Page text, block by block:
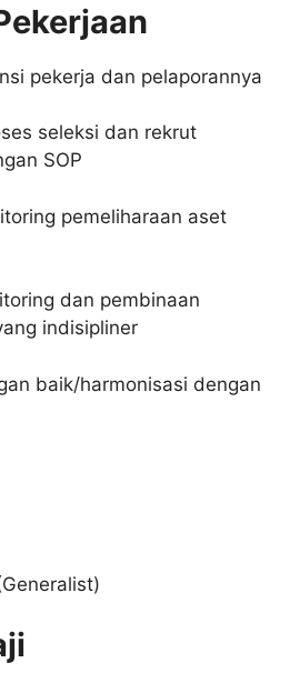
pekerja dan pelaporannya
seleksi dan rekrut
SOP
pemeliharaan aset
dan pembinaan
indisipliner
baik/harmonisasi dengan